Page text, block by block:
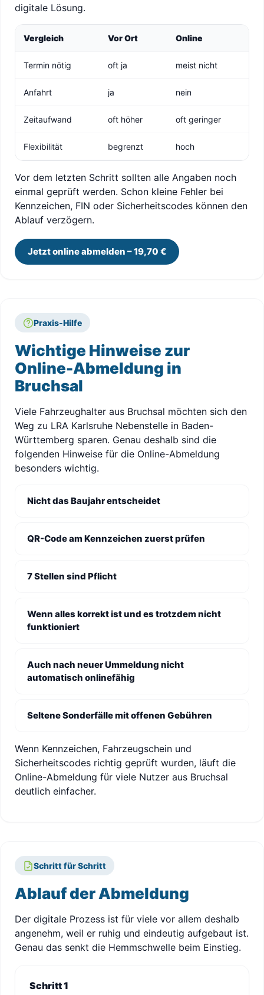
digitale Lösung.
Vergleich Vor Ort Online
Termin nötig oft ja meist nicht
Anfahrt ja nein
Zeitaufwand oft höher oft geringer
Flexibilität begrenzt hoch
Vor dem letzten Schritt sollten alle Angaben noch
einmal geprüft werden. Schon kleine Fehler bei
Kennzeichen, FIN oder Sicherheitscodes können den
Ablauf verzögern.
Jetzt online abmelden – 19,70 €
Praxis-Hilfe
Wichtige Hinweise zur
Online-Abmeldung in
Bruchsal
Viele Fahrzeughalter aus Bruchsal möchten sich den
Weg zu LRA Karlsruhe Nebenstelle in Baden-
Württemberg sparen. Genau deshalb sind die
folgenden Hinweise für die Online-Abmeldung
besonders wichtig.
Nicht das Baujahr entscheidet
QR-Code am Kennzeichen zuerst prüfen
7 Stellen sind Pflicht
Wenn alles korrekt ist und es trotzdem nicht
funktioniert
Auch nach neuer Ummeldung nicht
automatisch onlinefähig
Seltene Sonderfälle mit offenen Gebühren
Wenn Kennzeichen, Fahrzeugschein und
Sicherheitscodes richtig geprüft wurden, läuft die
Online-Abmeldung für viele Nutzer aus Bruchsal
deutlich einfacher.
Schritt für Schritt
Ablauf der Abmeldung
Der digitale Prozess ist für viele vor allem deshalb
angenehm, weil er ruhig und eindeutig aufgebaut ist.
Genau das senkt die Hemmschwelle beim Einstieg.
Schritt 1